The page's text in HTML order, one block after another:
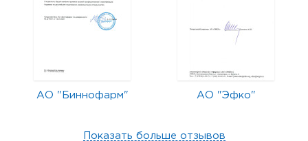
АО "Биннофарм" АО "Эфко"
Показать больше отзывов